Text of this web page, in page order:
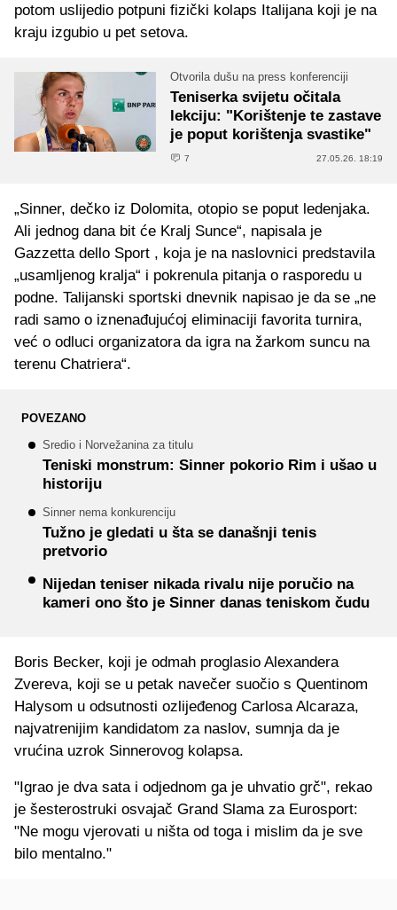
potom uslijedio potpuni fizički kolaps Italijana koji je na
kraju izgubio u pet setova.
Otvorila dušu na press konferenciji
Teniserka svijetu očitala
lekciju: "Korištenje te zastave
je poput korištenja svastike"
7 27.05.26. 18:19
„Sinner, dečko iz Dolomita, otopio se poput ledenjaka.
Ali jednog dana bit će Kralj Sunce“, napisala je
Gazzetta dello Sport , koja je na naslovnici predstavila
„usamljenog kralja“ i pokrenula pitanja o rasporedu u
podne. Talijanski sportski dnevnik napisao je da se „ne
radi samo o iznenađujućoj eliminaciji favorita turnira,
već o odluci organizatora da igra na žarkom suncu na
terenu Chatriera“.
POVEZANO
Sredio i Norvežanina za titulu
Teniski monstrum: Sinner pokorio Rim i ušao u
historiju
Sinner nema konkurenciju
Tužno je gledati u šta se današnji tenis
pretvorio
Nijedan teniser nikada rivalu nije poručio na
kameri ono što je Sinner danas teniskom čudu
Boris Becker, koji je odmah proglasio Alexandera
Zvereva, koji se u petak navečer suočio s Quentinom
Halysom ​​u odsutnosti ozlijeđenog Carlosa Alcaraza,
najvatrenijim kandidatom za naslov, sumnja da je
vrućina uzrok Sinnerovog kolapsa.
"Igrao je dva sata i odjednom ga je uhvatio grč", rekao
je šesterostruki osvajač Grand Slama za Eurosport:
"Ne mogu vjerovati u ništa od toga i mislim da je sve
bilo mentalno."